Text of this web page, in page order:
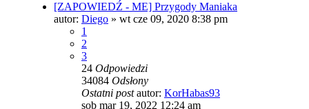
[ZAPOWIEDŹ - ME] Przygody Maniaka
autor: Diego » wt cze 09, 2020 8:38 pm
1
2
3
24 Odpowiedzi
34084 Odsłony
Ostatni postautor: KorHabas93
sob mar 19, 2022 12:24 am